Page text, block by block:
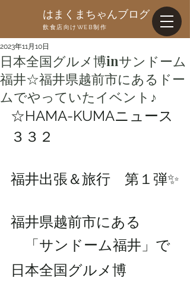
はまくまちゃんブログ
飲食店向けWEB制作
日本全国グルメ博inサンドーム
福井☆福井県越前市にあるドー
ムでやっていたイベント♪
2023年11月10日
☆HAMA-KUMAニュース
３３２
福井出張＆旅行　第１弾✨
福井県越前市にある
「サンドーム福井」で
日本全国グルメ博